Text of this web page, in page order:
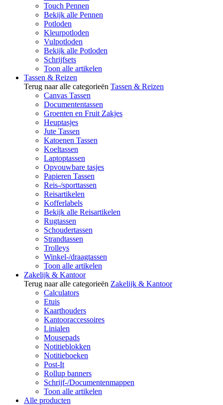
Touch Pennen
Bekijk alle Pennen
Potloden
Kleurpotloden
Vulpotloden
Bekijk alle Potloden
Schrijfsets
Toon alle artikelen
Tassen & Reizen
Terug naar alle categorieën Tassen & Reizen
Canvas Tassen
Documententassen
Groenten en Fruit Zakjes
Heuptasjes
Jute Tassen
Katoenen Tassen
Koeltassen
Laptoptassen
Opvouwbare tasjes
Papieren Tassen
Reis-/sporttassen
Reisartikelen
Kofferlabels
Bekijk alle Reisartikelen
Rugtassen
Schoudertassen
Strandtassen
Trolleys
Winkel-/draagtassen
Toon alle artikelen
Zakelijk & Kantoor
Terug naar alle categorieën Zakelijk & Kantoor
Calculators
Etuis
Kaarthouders
Kantooraccessoires
Linialen
Mousepads
Notitieblokken
Notitieboeken
Post-It
Rollup banners
Schrijf-/Documentenmappen
Toon alle artikelen
Alle producten